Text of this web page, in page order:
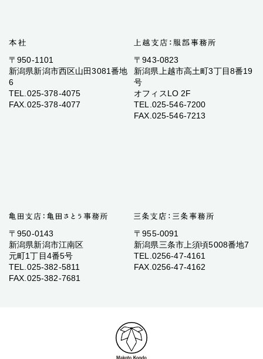
〒950-1101
新潟県新潟市西区山田3081番地
6
TEL.025-378-4075
FAX.025-378-4077
〒943-0823
新潟県上越市高土町3丁目8番19
号
オフィスLO 2F
TEL.025-546-7200
FAX.025-546-7213
〒950-0143
新潟県新潟市江南区
元町1丁目4番5号
TEL.025-382-5811
FAX.025-382-7681
〒955-0091
新潟県三条市上須頃5008番地7
TEL.0256-47-4161
FAX.0256-47-4162